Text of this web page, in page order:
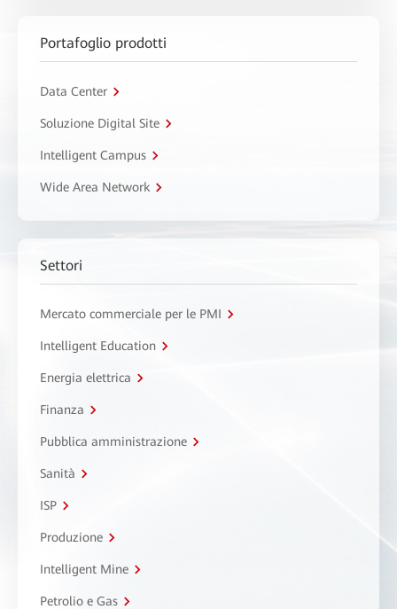
Portafoglio prodotti
Data Center
Soluzione Digital Site
Intelligent Campus
Wide Area Network
Settori
Mercato commerciale per le PMI
Intelligent Education
Energia elettrica
Finanza
Pubblica amministrazione
Sanità
ISP
Produzione
Intelligent Mine
Petrolio e Gas